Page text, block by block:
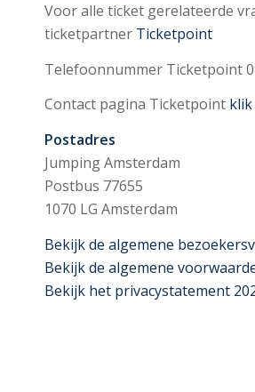
Voor alle ticket gerelateerde
ticketpartner Ticketpoint
Telefoonnummer Ticketpoint
Contact pagina Ticketpoint
Postadres
Jumping Amsterdam
Postbus 77655
1070 LG Amsterdam
Bekijk de algemene
Bekijk de algemene
Bekijk het privacystatement